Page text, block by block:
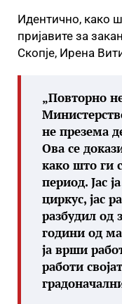
Идентично, како
пријавите за
Скопје, Ирена
„Повторно
не презема
Ова се
како што ги
период. Јас
циркус, јас
разбудил од
години од
ја врши
работи